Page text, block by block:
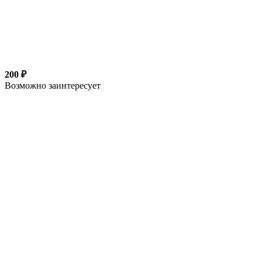
200 ₽
Возможно заинтересует